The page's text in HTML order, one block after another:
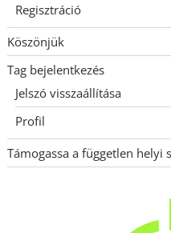
Regisztráció
Köszönjük
Tag bejelentkezés
Jelszó visszaállítása
Profil
Támogassa a független helyi